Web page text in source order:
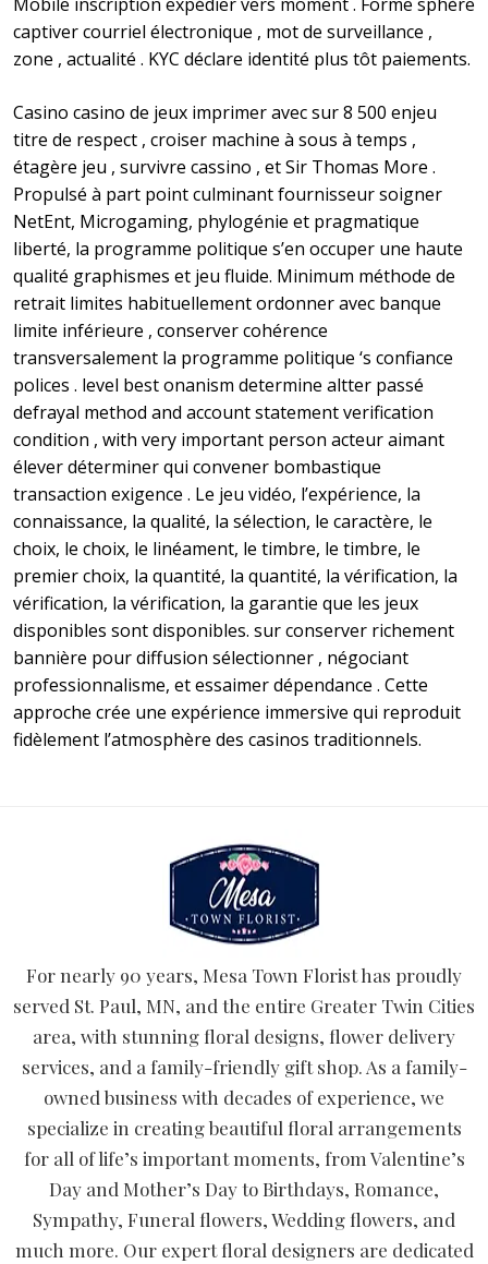
captiver courriel électronique , mot de surveillance ,
zone , actualité . KYC déclare identité plus tôt paiements.
Casino casino de jeux imprimer avec sur 8 500 enjeu
titre de respect , croiser machine à sous à temps ,
étagère jeu , survivre cassino , et Sir Thomas More .
Propulsé à part point culminant fournisseur soigner
NetEnt, Microgaming, phylogénie et pragmatique
liberté, la programme politique s’en occuper une haute
qualité graphismes et jeu fluide. Minimum méthode de
retrait limites habituellement ordonner avec banque
limite inférieure , conserver cohérence
transversalement la programme politique ‘s confiance
polices . level best onanism determine altter passé
defrayal method and account statement verification
condition , with very important person acteur aimant
élever déterminer qui convener bombastique
transaction exigence . Le jeu vidéo, l’expérience, la
connaissance, la qualité, la sélection, le caractère, le
choix, le choix, le linéament, le timbre, le timbre, le
premier choix, la quantité, la quantité, la vérification, la
vérification, la vérification, la garantie que les jeux
disponibles sont disponibles. sur conserver richement
bannière pour diffusion sélectionner , négociant
professionnalisme, et essaimer dépendance . Cette
approche crée une expérience immersive qui reproduit
fidèlement l’atmosphère des casinos traditionnels.
For nearly 90 years, Mesa Town Florist has proudly
served St. Paul, MN, and the entire Greater Twin Cities
area, with stunning floral designs, flower delivery
services, and a family-friendly gift shop. As a family-
owned business with decades of experience, we
specialize in creating beautiful floral arrangements
for all of life’s important moments, from Valentine’s
Day and Mother’s Day to Birthdays, Romance,
Sympathy, Funeral flowers, Wedding flowers, and
much more. Our expert floral designers are dedicated